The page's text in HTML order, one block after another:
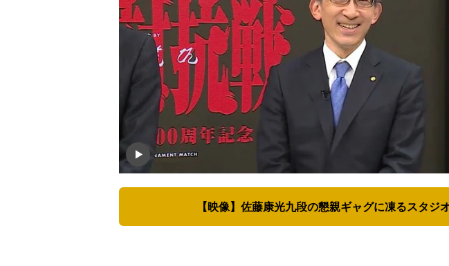
【映像】佐藤康光九段の懇親ギャグに凍るスタジ